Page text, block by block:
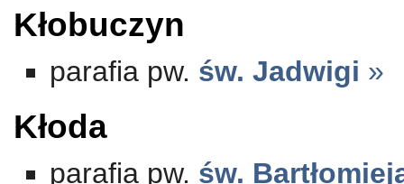
Kłobuczyn
parafia pw. św. Jadwigi »
Kłoda
parafia pw. św.